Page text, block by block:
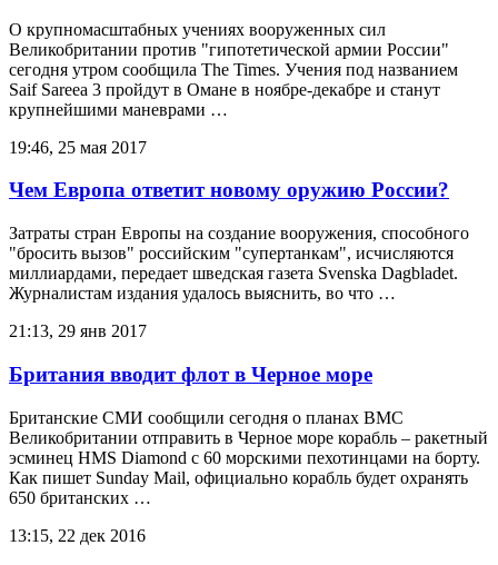
О крупномасштабных учениях вооруженных сил
Великобритании против "гипотетической армии России"
сегодня утром сообщила The Times. Учения под названием
Saif Sareea 3 пройдут в Омане в ноябре-декабре и станут
крупнейшими маневрами …
19:46, 25 мая 2017
Чем Европа ответит новому оружию России?
Затраты стран Европы на создание вооружения, способного
"бросить вызов" российским "супертанкам", исчисляются
миллиардами, передает шведская газета Svenska Dagbladet.
Журналистам издания удалось выяснить, во что …
21:13, 29 янв 2017
Британия вводит флот в Черное море
Британские СМИ сообщили сегодня о планах ВМС
Великобритании отправить в Черное море корабль – ракетный
эсминец HMS Diamond с 60 морскими пехотинцами на борту.
Как пишет Sunday Mail, официально корабль будет охранять
650 британских …
13:15, 22 дек 2016